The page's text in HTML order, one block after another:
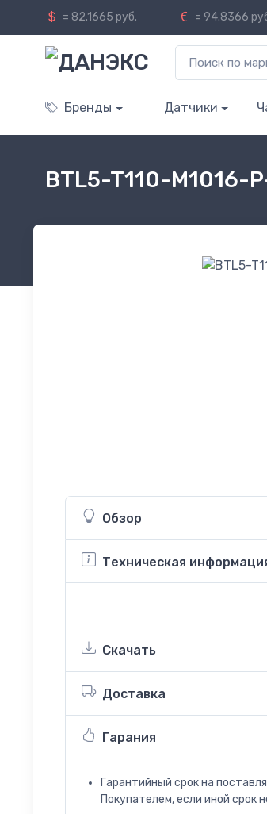
= 82.1665 руб. = 94.8366
Бренды Датчики
BTL5-T110-M1016-
Обзор
Техническая
Скачать
Доставка
Гарания
Гарантийный срок на
Покупателем, если иной срок